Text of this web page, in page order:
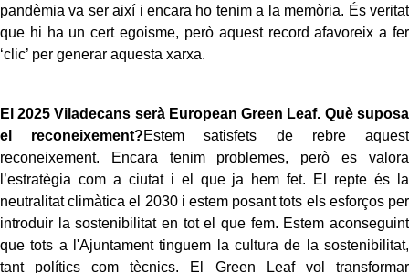
pandèmia va ser així i encara ho tenim a la memòria. És veritat
que hi ha un cert egoisme, però aquest record afavoreix a fer
‘clic’ per generar aquesta xarxa.
El 2025 Viladecans serà European Green Leaf. Què suposa
el reconeixement?Estem satisfets de rebre aquest
reconeixement. Encara tenim problemes, però es valora
l’estratègia com a ciutat i el que ja hem fet. El repte és la
neutralitat climàtica el 2030 i estem posant tots els esforços per
introduir la sostenibilitat en tot el que fem. Estem aconseguint
que tots a l'Ajuntament tinguem la cultura de la sostenibilitat,
tant polítics com tècnics. El Green Leaf vol transformar